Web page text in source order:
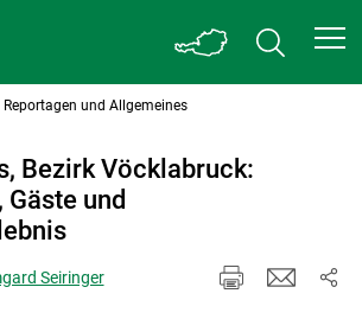
Reportagen und Allgemeines
Bezirk Vöcklabruck:
und
Seiringer